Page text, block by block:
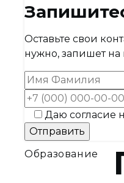
Оставьте свои
нужно, запишет
Даю согласие
Образование